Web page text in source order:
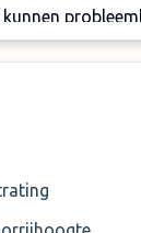
uw auto is altijd
hoeft u
over uw
autosleutel